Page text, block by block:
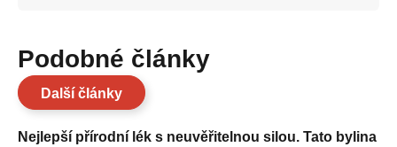
Podobné články
Další články
Nejlepší přírodní lék s neuvěřitelnou silou. Tato bylina